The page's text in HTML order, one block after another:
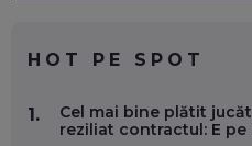
FOLOSEȘTI
SE VA SCHIMBA
HOT PE SPOT
1.
Cel mai bine plătit
reziliat contractul: E pe